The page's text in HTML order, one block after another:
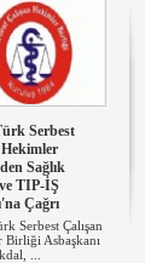
Serbest
Hekimler
Sağlık
TIP-İŞ
Çağrı
Serbest Çalışan
Birliği Asbaşkanı
...